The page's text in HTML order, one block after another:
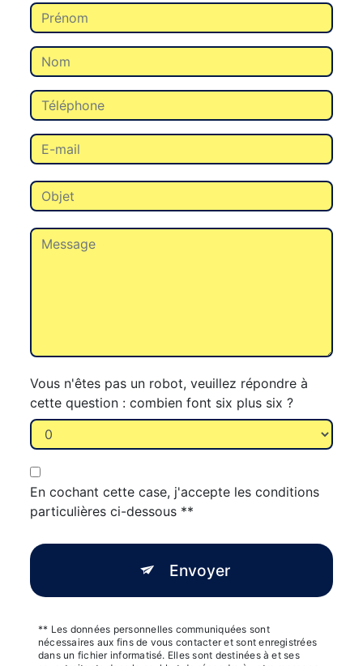
Vous n'êtes pas un robot, veuillez répondre à
cette question : combien font six plus six ?
En cochant cette case, j'accepte les conditions
particulières ci-dessous **
Envoyer
** Les données personnelles communiquées sont
nécessaires aux fins de vous contacter et sont enregistrées
dans un fichier informatisé. Elles sont destinées à et ses